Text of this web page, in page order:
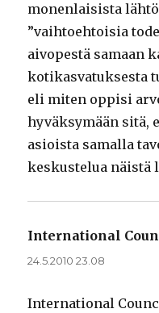
monenlaisista
”vaihtoehtoisia
aivopestä samaan
kotikasvatuksesta
eli miten oppisi
hyväksymään sitä,
asioista samalla
keskustelua näistä
International
24.5.2010 23.08
International